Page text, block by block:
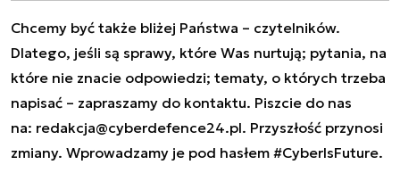
Chcemy być także bliżej Państwa – czytelników.
Dlatego, jeśli są sprawy, które Was nurtują; pytania, na
które nie znacie odpowiedzi; tematy, o których trzeba
napisać – zapraszamy do kontaktu. Piszcie do nas
na: redakcja@cyberdefence24.pl. Przyszłość przynosi
zmiany. Wprowadzamy je pod hasłem #CyberIsFuture.